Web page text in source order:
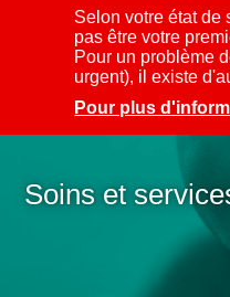
Selon votre état de
pas être votre
Pour un problème
urgent), il existe
Pour plus
Soins et